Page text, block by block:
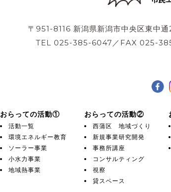
〒951-8116 新潟県新潟市中央区東中
TEL 025-385-6047／FAX 025-
おらっての活動①
活動一覧
環境エネルギー教育
ソーラー事業
小水力事業
地域熱事業
おらっての活動②
西蒲区 地域づくり
新規事業研究開発
事務所講座
コンサルティング
視察
貸スペース